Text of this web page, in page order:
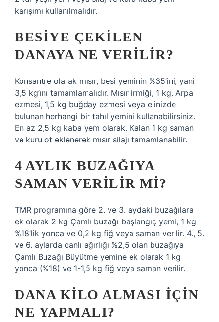
karışımı kullanılmalıdır.
BESIYE ÇEKILEN
DANAYA NE VERILIR?
Konsantre olarak mısır, besi yeminin %35’ini, yani
3,5 kg’ını tamamlamalıdır. Mısır irmiği, 1 kg. Arpa
ezmesi, 1,5 kg buğday ezmesi veya elinizde
bulunan herhangi bir tahıl yemini kullanabilirsiniz.
En az 2,5 kg kaba yem olarak. Kalan 1 kg saman
ve kuru ot eklenerek mısır silajı tamamlanabilir.
4 AYLIK BUZAĞIYA
SAMAN VERILIR MI?
TMR programına göre 2. ve 3. aydaki buzağılara
ek olarak 2 kg Çamlı buzağı başlangıç ​​yemi, 1 kg
%18’lik yonca ve 0,2 kg fiğ veya saman verilir. 4., 5.
ve 6. aylarda canlı ağırlığı %2,5 olan buzağıya
Çamlı Buzağı Büyütme yemine ek olarak 1 kg
yonca (%18) ve 1-1,5 kg fiğ veya saman verilir.
DANA KILO ALMASI IÇIN
NE YAPMALI?